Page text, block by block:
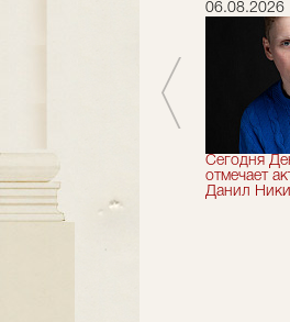
сезон!
06.08.2026
Сегодня
отмечает
Данил